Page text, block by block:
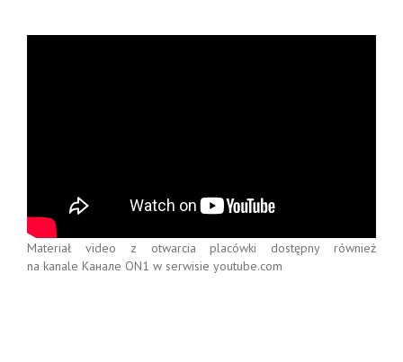
Materiał video z otwarcia placówki dostępny również
na kanale Канале ON1 w serwisie youtube.com